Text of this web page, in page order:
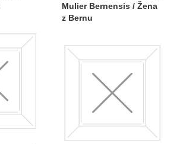
Mulier Bernensis / Žena
z Bernu